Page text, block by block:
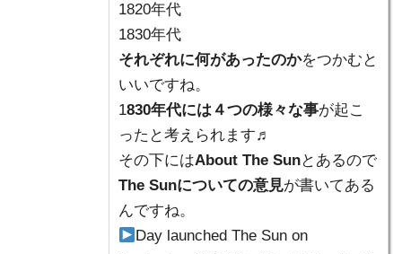
1820年代
1830年代
それぞれに何があったのかをつかむと
いいですね。
1830年代には４つの様々な事が起こ
ったと考えられます♬
その下にはAbout The Sunとあるので
The Sunについての意見が書いてある
んですね。
Day launched The Sun on